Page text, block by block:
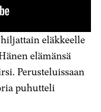
eläkkeelle
elämänsä
Perusteluissaan
puhutteli